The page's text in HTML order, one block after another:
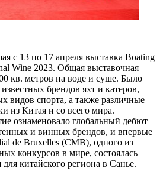
с 13 по 17 апреля выставка Boating
Wine 2023. Общая выставочная
кв. метров на воде и суше. Было
брендов яхт и катеров,
видов спорта, а также различные
из Китая и со всего мира.
ознаменовало глобальный дебют
и винных брендов, и впервые
de Bruxelles (CMB), одного из
конкурсов в мире, состоялась
китайского региона в Санье.